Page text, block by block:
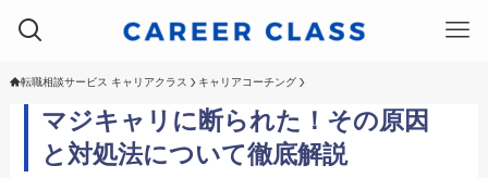
転職相談サービス キャリアクラス キャリアコーチング
マジキャリに断られた！その原因
と対処法について徹底解説